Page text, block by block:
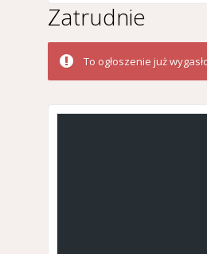
Zatrudnie
To ogłoszenie już